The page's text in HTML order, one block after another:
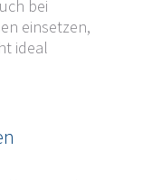
bei
einsetzen,
ideal